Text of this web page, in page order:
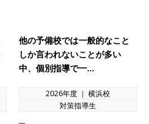
他の予備校では一般的なこと
しか言われないことが多い
中、個別指導で一…
2026年度 ｜ 横浜校
対策指導生